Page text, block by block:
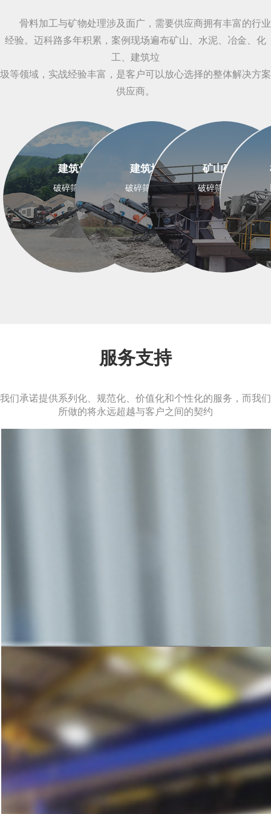
骨料加工与矿物处理涉及面广，需要供应商拥有丰富的行业
经验。迈科路多年积累，案例现场遍布矿山、水泥、冶金、化
工、建筑垃
圾等领域，实战经验丰富，是客户可以放心选择的整体解决方案
供应商。
建筑骨料
破碎筛分设备
建筑垃圾
破碎筛分设备
矿山矿石
破碎筛分设备
服务支持
我们承诺提供系列化、规范化、价值化和个性化的服务，而我们
所做的将永远超越与客户之间的契约
科学的方案规划，严谨的设备加工
是后期生产线稳定运转的保障